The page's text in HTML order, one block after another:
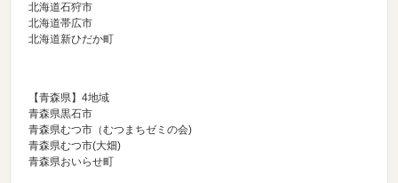
北海道石狩市
北海道帯広市
北海道新ひだか町
【青森県】4地域
青森県黒石市
青森県むつ市（むつまちゼミの会)
青森県むつ市(大畑)
青森県おいらせ町